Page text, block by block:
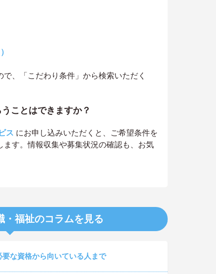
、「こだわり条件」から検索いただく
ことはできますか？
ス にお申し込みいただくと、ご希望条件を
す。情報収集や募集状況の確認も、お気
・福祉のコラムを見る
な資格から向いている人まで